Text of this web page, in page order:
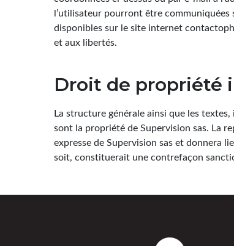
l’utilisateur pourront être
disponibles sur le site internet
et aux libertés.
Droit de propriété
La structure générale ainsi que les
sont la propriété de Supervision sas. La
expresse de Supervision sas et donnera
soit, constituerait une contrefaçon